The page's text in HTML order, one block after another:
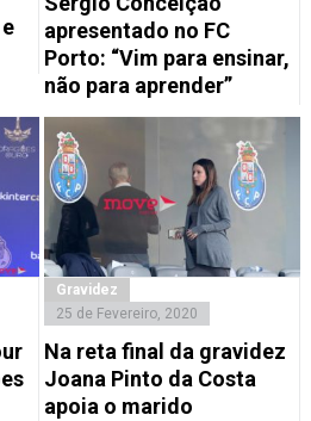
apresentado no FC
Porto: “Vim para ensinar,
não para aprender”
Gravidez
25 de Fevereiro, 2020
Na reta final da gravidez
Joana Pinto da Costa
apoia o marido